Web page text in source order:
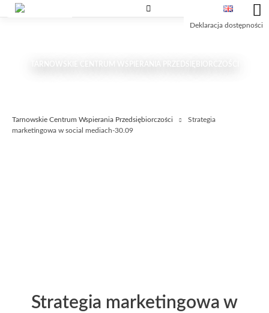
Przejdź
do
Przejdź
do
Przejdź
do
Deklaracja dostępności
TARNOWSKIE CENTRUM WSPIERANIA PRZEDSIĘBIORCZOŚCI
Tarnowskie Centrum Wspierania Przedsiębiorczości
Strategia
marketingowa w social mediach-30.09
Strategia marketingowa w